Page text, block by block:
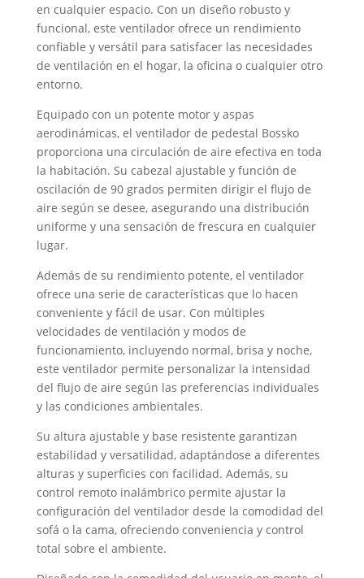
en cualquier espacio. Con un diseño robusto y
funcional, este ventilador ofrece un rendimiento
confiable y versátil para satisfacer las necesidades
de ventilación en el hogar, la oficina o cualquier otro
entorno.
Equipado con un potente motor y aspas
aerodinámicas, el ventilador de pedestal Bossko
proporciona una circulación de aire efectiva en toda
la habitación. Su cabezal ajustable y función de
oscilación de 90 grados permiten dirigir el flujo de
aire según se desee, asegurando una distribución
uniforme y una sensación de frescura en cualquier
lugar.
Además de su rendimiento potente, el ventilador
ofrece una serie de características que lo hacen
conveniente y fácil de usar. Con múltiples
velocidades de ventilación y modos de
funcionamiento, incluyendo normal, brisa y noche,
este ventilador permite personalizar la intensidad
del flujo de aire según las preferencias individuales
y las condiciones ambientales.
Su altura ajustable y base resistente garantizan
estabilidad y versatilidad, adaptándose a diferentes
alturas y superficies con facilidad. Además, su
control remoto inalámbrico permite ajustar la
configuración del ventilador desde la comodidad del
sofá o la cama, ofreciendo conveniencia y control
total sobre el ambiente.